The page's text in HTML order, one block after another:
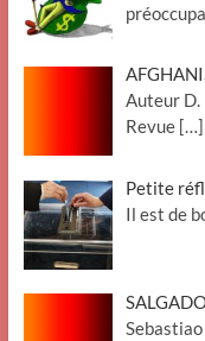
Auteur
Revue […]
Petite
Il est de